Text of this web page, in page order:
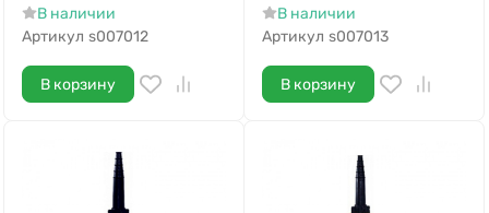
В наличии
Артикул s007012
В корзину
В наличии
Артикул s007013
В корзину